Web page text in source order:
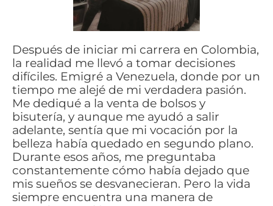
Después de iniciar mi carrera en Colombia,
la realidad me llevó a tomar decisiones
difíciles. Emigré a Venezuela, donde por un
tiempo me alejé de mi verdadera pasión.
Me dediqué a la venta de bolsos y
bisutería, y aunque me ayudó a salir
adelante, sentía que mi vocación por la
belleza había quedado en segundo plano.
Durante esos años, me preguntaba
constantemente cómo había dejado que
mis sueños se desvanecieran. Pero la vida
siempre encuentra una manera de